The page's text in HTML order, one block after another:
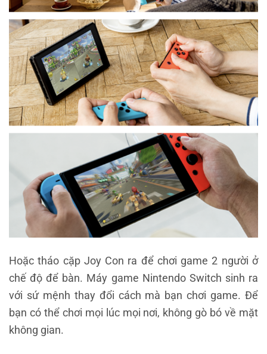
Hoặc tháo cặp Joy Con ra để chơi game 2 người ở
chế độ để bàn. Máy game Nintendo Switch sinh ra
với sứ mệnh thay đổi cách mà bạn chơi game. Để
bạn có thể chơi mọi lúc mọi nơi, không gò bó về mặt
không gian.